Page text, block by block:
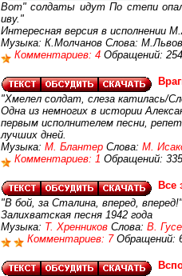
Вот" солдаты идут По степи
иву."
Интересная версия в исполнении
Музыка: К.Молчанов Слова:
Комментариев: 4 Обращений:
"Хмелел солдат, слеза катилась/
Одна из немногих в истории
первым исполнителем песни,
лучших дней.
Музыка: М. Блантер Слова: М.
Комментариев: 1 Обращений:
Все
"В бой, за Сталина, вперед, вперед!"
Залихватская песня 1942 года
Музыка: Т. Хренников Слова: В.
Комментариев: 7 Обращений: